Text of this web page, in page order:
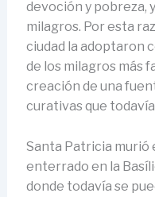
devoción y pobreza,
milagros. Por esta
ciudad la adoptaron
de los milagros más
creación de una
curativas que
Santa Patricia murió
enterrado en la
donde todavía se